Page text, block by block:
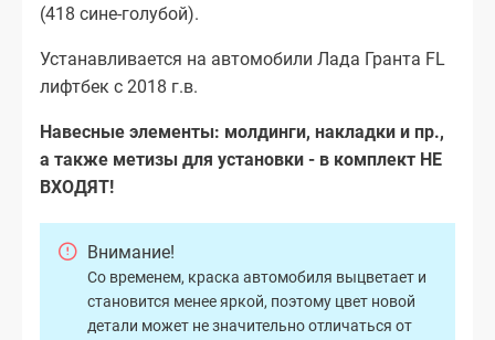
(418 сине-голубой).
Устанавливается на автомобили Лада Гранта FL
лифтбек с 2018 г.в.
Навесные элементы: молдинги, накладки и пр.,
а также метизы для установки - в комплект НЕ
ВХОДЯТ!
Внимание!
Со временем, краска автомобиля выцветает и
становится менее яркой, поэтому цвет новой
детали может не значительно отличаться от